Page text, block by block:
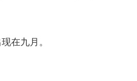
在九月。